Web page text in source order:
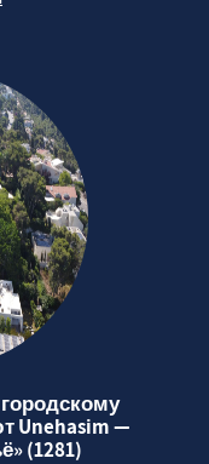
Unehasim —
(1281)